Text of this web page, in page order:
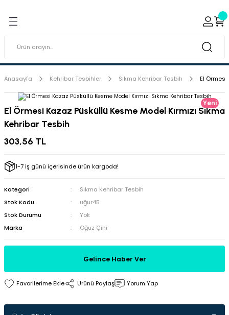
Porselen Boyaları (Toz
Boyaları
Kabartma Boyaları
Tabaklar
Anasayfa Kehribar Tesbihler Sıkma Kehribar Tesbih El Örmesi
Yeni
El Örmesi Kazaz Püsküllü Kesme Model Kırmızı Sıkma
Kehribar Tesbih
303,56 TL
1-7 iş günü içerisinde ürün kargoda!
Kategori
Sıkma Kehribar Tesbih
Stok Kodu
uğur45
Stok Durumu
Yok
Marka
Oğuz Çini
Gelince Haber Ver
Ürünü Paylaş Yorum Yap